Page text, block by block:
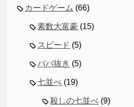
カードゲーム (66)
素数大富豪 (15)
スピード (5)
ババ抜き (5)
七並べ (19)
殺しの七並べ (9)